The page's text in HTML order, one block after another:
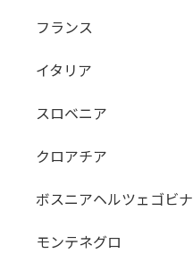
フランス
イタリア
スロベニア
クロアチア
ボスニアヘルツェゴビナ
モンテネグロ